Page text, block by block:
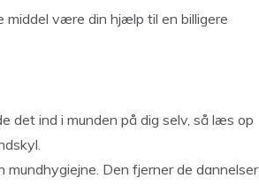
middel være din hjælp til en billigere
det ind i munden på dig selv, så læs op
Den fjerner de dannelser